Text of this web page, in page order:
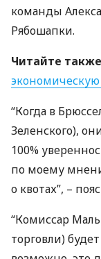
команды
Рябошапки.
Читайте
экономическую
“Когда в
Зеленского),
100%
по моему
о квотах”, –
“Комиссар
торговли)